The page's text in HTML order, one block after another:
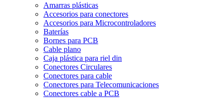
Amarras plásticas
Accesorios para conectores
Accesorios para Microcontroladores
Baterías
Bornes para PCB
Cable plano
Caja plástica para riel din
Conectores Circulares
Conectores para cable
Conectores para Telecomunicaciones
Conectores cable a PCB